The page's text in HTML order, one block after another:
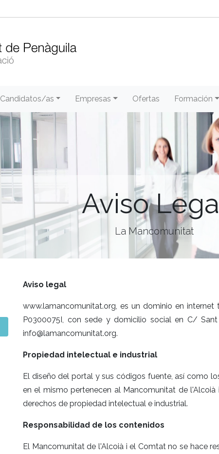
Candidatos/as Empresas Ofertas Formación
Aviso
La Mancomunitat
Aviso legal
www.lamancomunitat.org, es un dominio en
P0300075I, con sede y domicilio social en C/
info@lamancomunitat.org.
Propiedad intelectual e industrial
El diseño del portal y sus códigos fuente, así como
en el mismo pertenecen al Mancomunitat de
derechos de propiedad intelectual e industrial.
Responsabilidad de los contenidos
El Mancomunitat de l'Alcoià i el Comtat no se hace